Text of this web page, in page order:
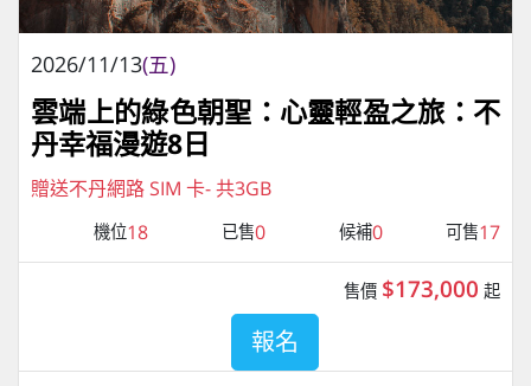
2026/11/13(五)
雲端上的綠色朝聖：心靈輕盈之旅：不
丹幸福漫遊8日
贈送不丹網路 SIM 卡- 共3GB
機位18 已售0 候補0 可售17
售價 $173,000 起
報名